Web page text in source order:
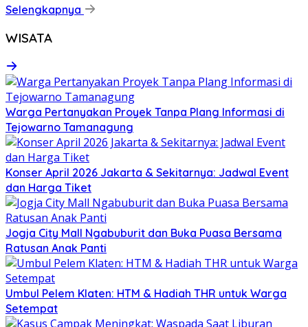
Selengkapnya
WISATA
Warga Pertanyakan Proyek Tanpa Plang Informasi di
Tejowarno Tamanagung
Konser April 2026 Jakarta & Sekitarnya: Jadwal Event
dan Harga Tiket
Jogja City Mall Ngabuburit dan Buka Puasa Bersama
Ratusan Anak Panti
Umbul Pelem Klaten: HTM & Hadiah THR untuk Warga
Setempat